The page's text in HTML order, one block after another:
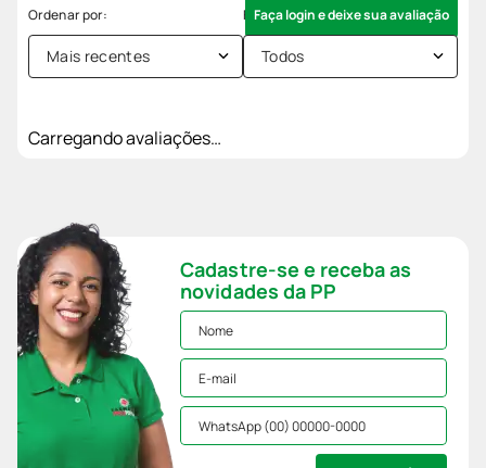
Faça login e deixe sua avaliação
Mais recentes Todos
Carregando avaliações…
Cadastre-se e receba as
novidades da PP